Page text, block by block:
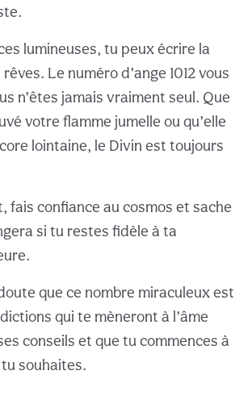
lumineuses, tu peux écrire la
Le numéro d’ange 1012 vous
n’êtes jamais vraiment seul. Que
votre flamme jumelle ou qu’elle
lointaine, le Divin est toujours
fais confiance au cosmos et sache
si tu restes fidèle à ta
que ce nombre miraculeux est
qui te mèneront à l’âme
conseils et que tu commences à
souhaites.